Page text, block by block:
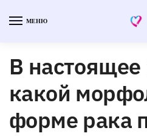
МЕНЮ
В
какой
форме рака